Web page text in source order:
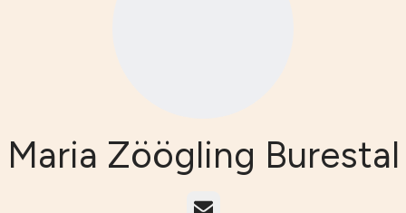
Maria Zöögling Burestal
E-post